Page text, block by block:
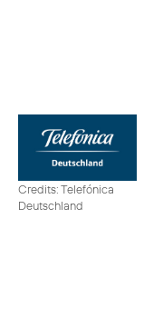
Credits: Telefónica
Deutschland